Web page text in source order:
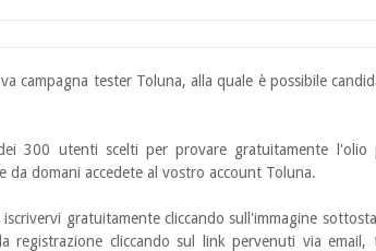
campagna tester Toluna, alla quale è possibile
300 utenti scelti per provare gratuitamente l'olio
da domani accedete al vostro account Toluna.
gratuitamente cliccando sull'immagine
registrazione cliccando sul link pervenuti via email,